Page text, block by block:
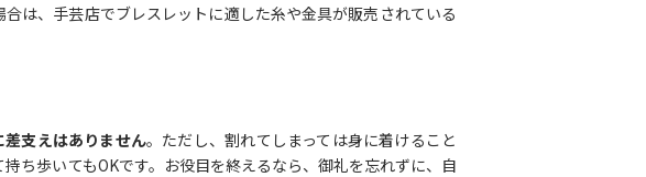
は、手芸店でブレスレットに適した糸や金具が販売されている
支えはありません。ただし、割れてしまっては身に着けること
ち歩いてもOKです。お役目を終えるなら、御礼を忘れずに、自